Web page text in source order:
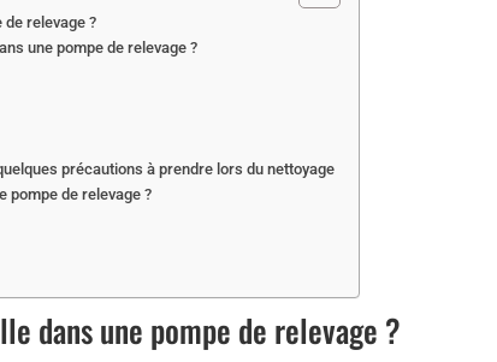
relevage ?
une pompe de relevage ?
précautions à prendre lors du nettoyage
pompe de relevage ?
dans une pompe de relevage ?